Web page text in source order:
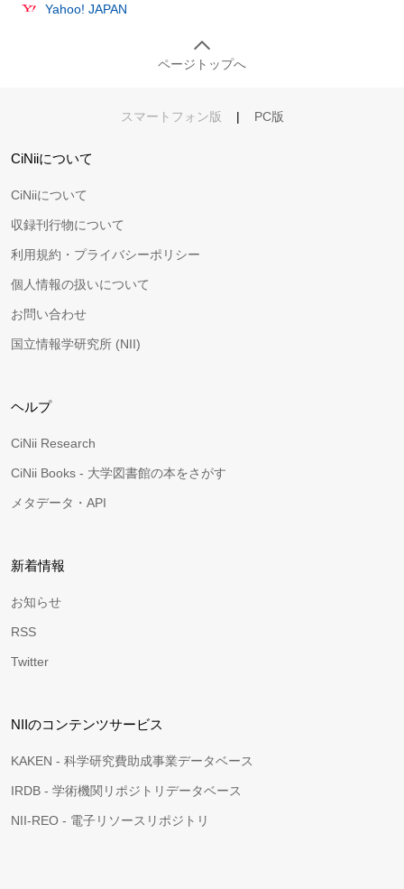
Yahoo! JAPAN
ページトップへ
スマートフォン版 | PC版
CiNiiについて
CiNiiについて
収録刊行物について
利用規約・プライバシーポリシー
個人情報の扱いについて
お問い合わせ
国立情報学研究所 (NII)
ヘルプ
CiNii Research
CiNii Books - 大学図書館の本をさがす
メタデータ・API
新着情報
お知らせ
RSS
Twitter
NIIのコンテンツサービス
KAKEN - 科学研究費助成事業データベース
IRDB - 学術機関リポジトリデータベース
NII-REO - 電子リソースリポジトリ